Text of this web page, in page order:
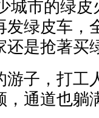
城市的绿
绿皮车，
还是抢著买
子，打工
，通道也躺